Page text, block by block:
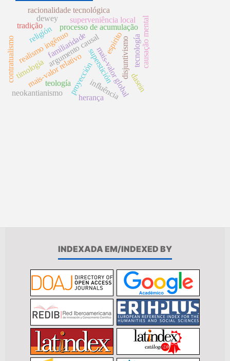
argumento causalsuperstición
proyección
processo de acumulação
mais-valor global
mais-valor relativo
superveniência local
disjuntivismo
religión
realismo ingênuo
racionalidade tecnológica
tecnología
dewey
teología
espirito
influência
familiaridade
neokantianismo dasein
herança
tradição
contratualismotimología
causação mental
INDEXADA EM/INDEXED BY